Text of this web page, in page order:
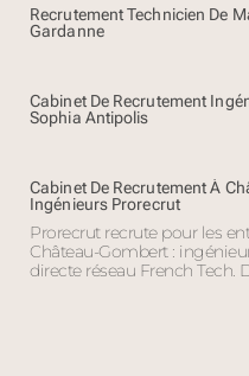
Recrutement Technicien De
Gardanne
Cabinet De Recrutement
Sophia Antipolis
Cabinet De Recrutement À
Ingénieurs Prorecrut
Prorecrut recrute pour les
Château-Gombert :
directe réseau French Tech.